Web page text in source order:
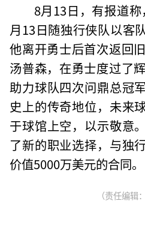
8月13日，有报道
月13日随独行侠队以客
他离开勇士后首次返回
汤普森，在勇士度过了
助力球队四次问鼎总冠
史上的传奇地位，未来
于球馆上空，以示敬意
了新的职业选择，与独
价值5000万美元的合同。
（责任编辑